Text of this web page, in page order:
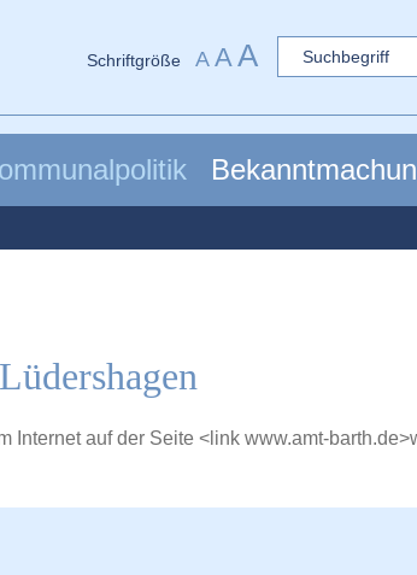
Schriftgröße A AA Sword
Internet auf der Seite <link www.amt-